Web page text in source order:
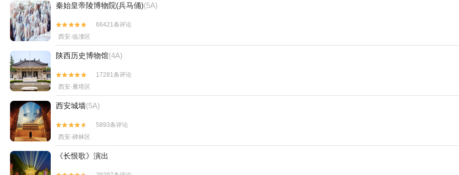
秦始皇帝陵博物院(兵马俑)(5A)


66421条评论
西安·临潼区
陕西历史博物馆(4A)


17281条评论
西安·雁塔区
西安城墙(5A)


5893条评论
西安·碑林区
《长恨歌》演出